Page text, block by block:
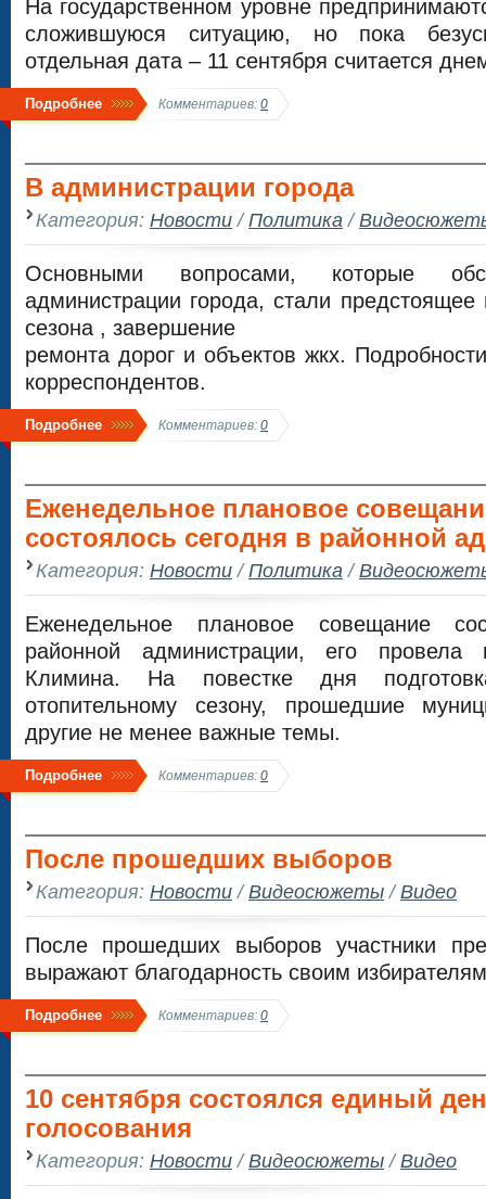
На государственном уровне
сложившуюся ситуацию, но пока
отдельная дата – 11 сентября считается
Подробнее Комментариев: 0
В администрации города
Категория: Новости/Политика /
Основными вопросами, которые
администрации города, стали предстоящее
сезона , завершение
ремонта дорог и объектов жкх.
корреспондентов.
Подробнее Комментариев: 0
Еженедельное плановое
состоялось сегодня в районной
Категория: Новости/Политика /
Еженедельное плановое совещание
районной администрации, его
Климина. На повестке дня
отопительному сезону, прошедшие
другие не менее важные темы.
Подробнее Комментариев: 0
После прошедших выборов
Категория: Новости/Видеосюжеты/Видео
После прошедших выборов участники
выражают благодарность своим
Подробнее Комментариев: 0
10 сентября состоялся единый
голосования
Категория: Новости/Видеосюжеты/Видео